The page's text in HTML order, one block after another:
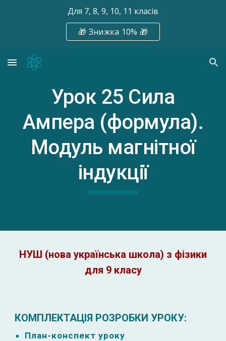
Skip to main content
Для 7, 8, 9, 10, 11 класів
🎁 Знижка 10% 🎁
Урок 25 Сила
Ампера (формула).
Модуль магнітної
індукції
НУШ (нова українська школа) з фізики
для 9 класу
КОМПЛЕКТАЦІЯ РОЗРОБКИ УРОКУ:
План-конспект уроку